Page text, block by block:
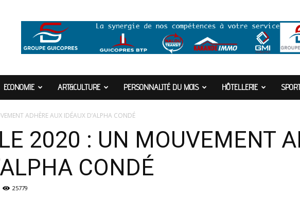
ECONOMIE ART&CULTURE PERSONNALITÉ DU MOIS HÔTELLERIE
ADHÈRE AUX IDÉAUX D’ALPHA CONDÉ
2020 : UN MOUVEMENT
CONDÉ
25779